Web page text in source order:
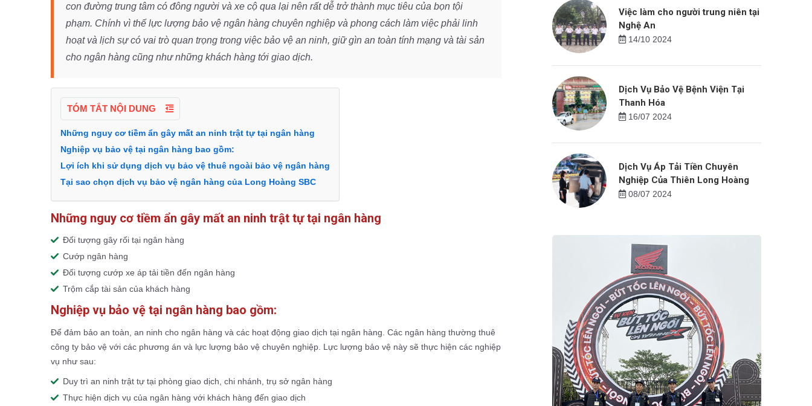
con đường trung tâm có đông người và xe cộ qua lại nên rất dễ trở thành mục tiêu của bọn tội
phạm. Chính vì thế lực lượng bảo vệ ngân hàng chuyên nghiệp và phong cách làm việc phải linh
hoạt và lịch sự có vai trò quan trọng trong việc bảo vệ an ninh, giữ gìn an toàn tính mạng và tài sản
cho ngân hàng cũng như những khách hàng tới giao dịch.
TÓM TẮT NỘI DUNG
Những nguy cơ tiềm ẩn gây mất an ninh trật tự tại ngân hàng
Nghiệp vụ bảo vệ tại ngân hàng bao gồm:
Lợi ích khi sử dụng dịch vụ bảo vệ thuê ngoài bảo vệ ngân hàng
Tại sao chọn dịch vụ bảo vệ ngân hàng của Long Hoàng SBC
Những nguy cơ tiềm ẩn gây mất an ninh trật tự tại ngân hàng
Đối tượng gây rối tại ngân hàng
Cướp ngân hàng
Đối tượng cướp xe áp tải tiền đến ngân hàng
Trộm cắp tài sản của khách hàng
Nghiệp vụ bảo vệ tại ngân hàng bao gồm:
Để đảm bảo an toàn, an ninh cho ngân hàng và các hoạt động giao dịch tại ngân hàng. Các ngân hàng thường thuê
công ty bảo vệ với các phương án và lực lượng bảo vệ chuyên nghiệp. Lực lượng bảo vệ này sẽ thực hiện các nghiệp
vụ như sau:
Duy trì an ninh trật tự tại phòng giao dịch, chi nhánh, trụ sở ngân hàng
Thực hiện dịch vụ của ngân hàng với khách hàng đến giao dịch
Việc làm cho người trung niên tại
Nghệ An
14/10 2024
Dịch Vụ Bảo Vệ Bệnh Viện Tại
Thanh Hóa
16/07 2024
Dịch Vụ Áp Tải Tiền Chuyên
Nghiệp Của Thiên Long Hoàng
08/07 2024